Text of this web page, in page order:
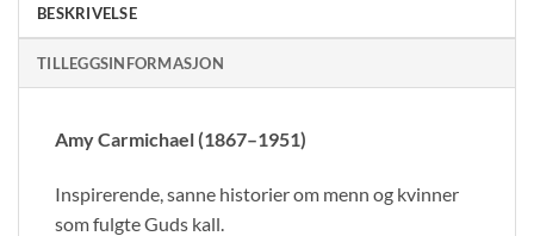
BESKRIVELSE
TILLEGGSINFORMASJON
Amy Carmichael (1867–1951)
Inspirerende, sanne historier om menn og kvinner
som fulgte Guds kall.